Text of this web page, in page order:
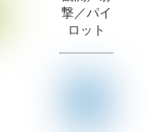
撃／パイ
ロット